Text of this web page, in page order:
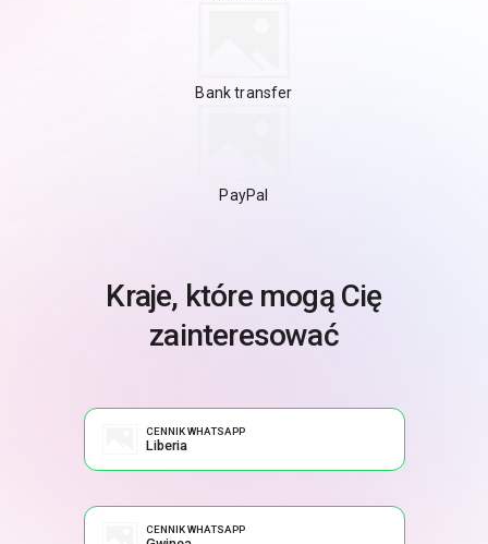
Bank transfer
PayPal
Kraje, które mogą Cię
zainteresować
CENNIK WHATSAPP
Liberia
CENNIK WHATSAPP